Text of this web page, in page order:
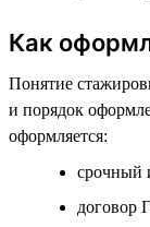
Как
Понятие
и порядок
оформляется:
срочный
договор